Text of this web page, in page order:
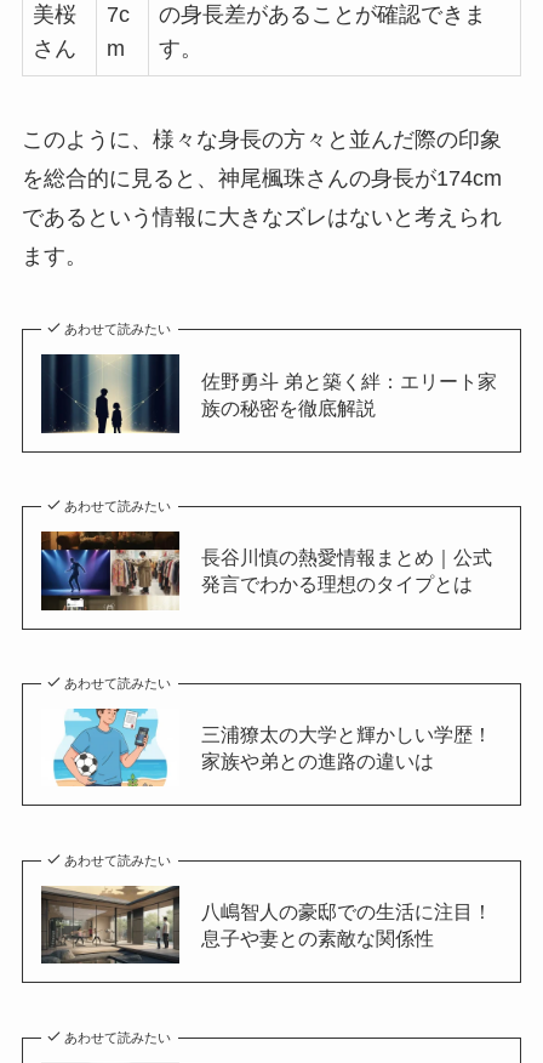
美桜
さん
7c
m
の身長差があることが確認できま
す。
このように、様々な身長の方々と並んだ際の印象
を総合的に見ると、神尾楓珠さんの身長が174cm
であるという情報に大きなズレはないと考えられ
ます。
あわせて読みたい
佐野勇斗 弟と築く絆：エリート家
族の秘密を徹底解説
あわせて読みたい
長谷川慎の熱愛情報まとめ｜公式
発言でわかる理想のタイプとは
あわせて読みたい
三浦獠太の大学と輝かしい学歴！
家族や弟との進路の違いは
あわせて読みたい
八嶋智人の豪邸での生活に注目！
息子や妻との素敵な関係性
あわせて読みたい